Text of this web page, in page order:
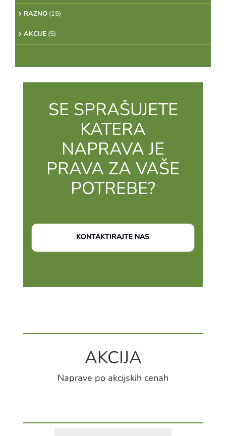
RAZNO (15)
AKCIJE (5)
SE SPRAŠUJETE
KATERA
NAPRAVA JE
PRAVA ZA VAŠE
POTREBE?
KONTAKTIRAJTE NAS
AKCIJA
Naprave po akcijskih cenah